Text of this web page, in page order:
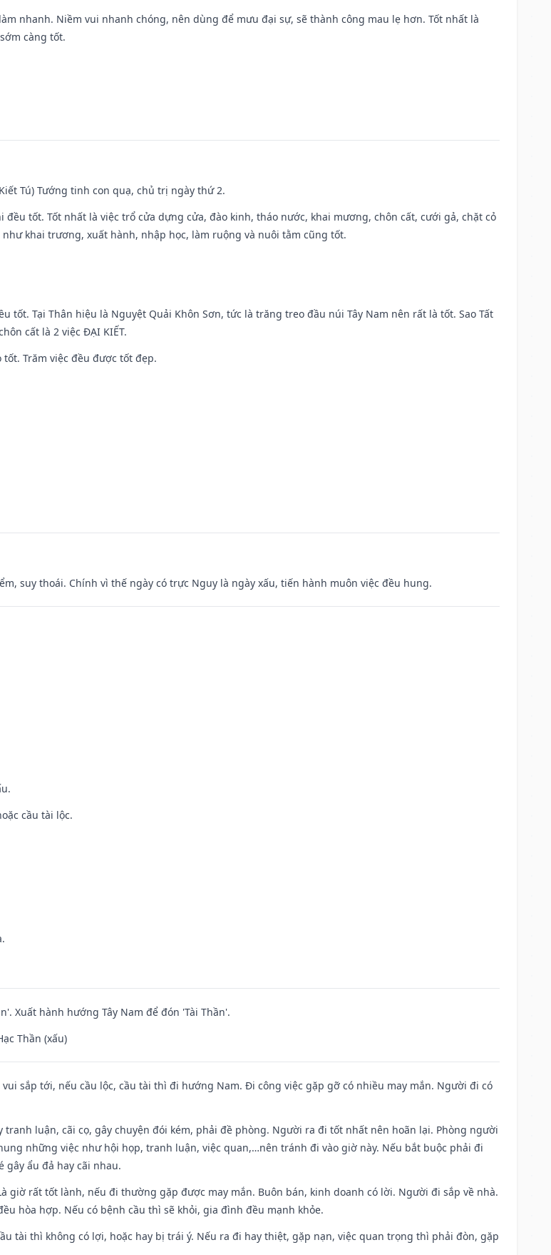
nhanh. Niềm vui nhanh chóng, nên dùng để mưu đại sự, sẽ thành công mau lẹ hơn. Tốt nhất là
càng tốt.
Tú) Tướng tinh con quạ, chủ trị ngày thứ 2.
đều tốt. Tốt nhất là việc trổ cửa dựng cửa, đào kinh, tháo nước, khai mương, chôn cất, cưới gả, chặt cỏ
khai trương, xuất hành, nhập học, làm ruộng và nuôi tằm cũng tốt.
tốt. Tại Thân hiệu là Nguyệt Quải Khôn Sơn, tức là trăng treo đầu núi Tây Nam nên rất là tốt. Sao Tất
cất là 2 việc ĐẠI KIẾT.
Trăm việc đều được tốt đẹp.
suy thoái. Chính vì thế ngày có trực Nguy là ngày xấu, tiến hành muôn việc đều hung.
cầu tài lộc.
Xuất hành hướng Tây Nam để đón 'Tài Thần'.
Thần (xấu)
vui sắp tới, nếu cầu lộc, cầu tài thì đi hướng Nam. Đi công việc gặp gỡ có nhiều may mắn. Người đi có
tranh luận, cãi cọ, gây chuyện đói kém, phải đề phòng. Người ra đi tốt nhất nên hoãn lại. Phòng người
những việc như hội họp, tranh luận, việc quan,…nên tránh đi vào giờ này. Nếu bắt buộc phải đi
gây ẩu đả hay cãi nhau.
giờ rất tốt lành, nếu đi thường gặp được may mắn. Buôn bán, kinh doanh có lời. Người đi sắp về nhà.
hòa hợp. Nếu có bệnh cầu thì sẽ khỏi, gia đình đều mạnh khỏe.
tài thì không có lợi, hoặc hay bị trái ý. Nếu ra đi hay thiệt, gặp nạn, việc quan trọng thì phải đòn, gặp